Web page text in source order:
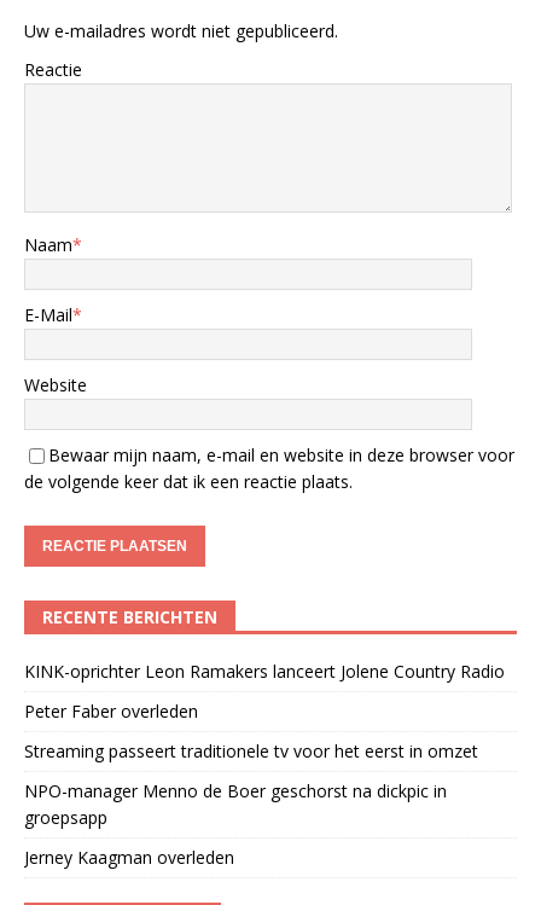
Uw e-mailadres wordt niet gepubliceerd.
Reactie
Naam*
E-Mail*
Website
Bewaar mijn naam, e-mail en website in deze browser voor
de volgende keer dat ik een reactie plaats.
RECENTE BERICHTEN
KINK-oprichter Leon Ramakers lanceert Jolene Country Radio
Peter Faber overleden
Streaming passeert traditionele tv voor het eerst in omzet
NPO-manager Menno de Boer geschorst na dickpic in
groepsapp
Jerney Kaagman overleden